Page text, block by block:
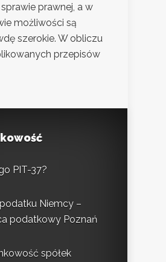
prawnej, a w
możliwości są
szerokie. W obliczu
przepisów
PIT-37?
Niemcy –
podatkowy Poznań
spółek